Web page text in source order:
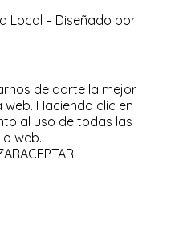
Local – Diseñado por
de darte la mejor
Haciendo clic en
al uso de todas las
web.
ACEPTAR